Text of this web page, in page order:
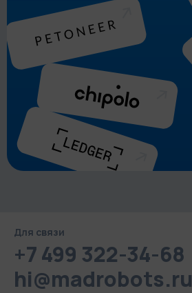
Для связи
+7 499 322-34-68
hi@madrobots.ru